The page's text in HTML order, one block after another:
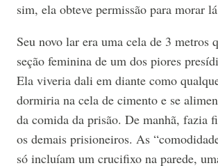
sim, ela obteve permissão para morar
Seu novo lar era uma cela de 3 metros
seção feminina de um dos piores
Ela viveria dali em diante como
dormiria na cela de cimento e se
da comida da prisão. De manhã, fazia
os demais prisioneiros. As
só incluíam um crucifixo na parede,